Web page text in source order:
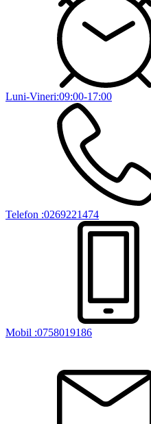
Luni-Vineri:09:00-17:00
Telefon :0269221474
Mobil :0758019186